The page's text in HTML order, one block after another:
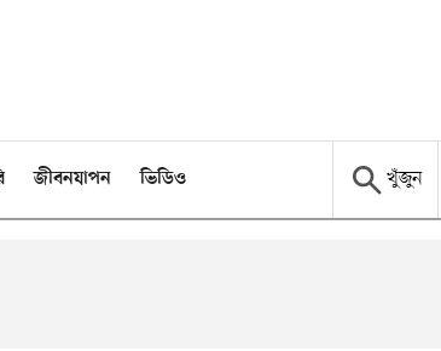
জীবনযাপন ভিডিও খুঁজুন